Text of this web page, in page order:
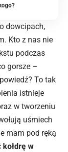
dowcipach,
Kto z nas nie
podczas
gorsze –
To tak
istnieje
w tworzeniu
uśmiech
mam pod ręką
kołdrę w